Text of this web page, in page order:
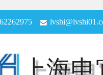
上海